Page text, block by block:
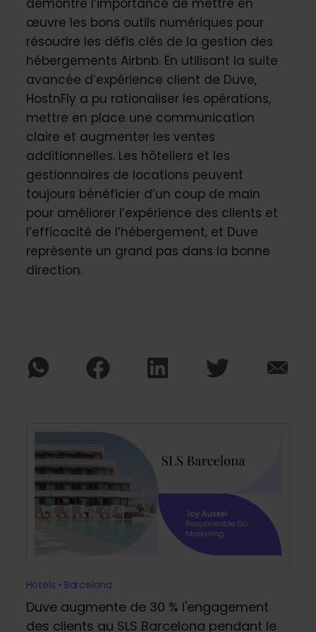
œuvre les bons outils numériques pour
résoudre les défis clés de la gestion des
hébergements Airbnb. En utilisant la suite
avancée d’expérience client de Duve,
HostnFly a pu rationaliser les opérations,
mettre en place une communication
claire et augmenter les ventes
additionnelles. Les hôteliers et les
gestionnaires de locations peuvent
toujours bénéficier d’un coup de main
pour améliorer l’expérience des clients et
l’efficacité de l’hébergement, et Duve
représente un grand pas dans la bonne
direction.
Hotels • Barcelona
Duve augmente de 30 % l'engagement
des clients au SLS Barcelona pendant le